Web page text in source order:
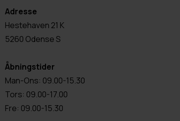
Adresse
Hestehaven 21 K
5260 Odense S
Åbningstider
Man-Ons: 09.00-15.30
Tors: 09.00-17.00
Fre: 09.00-15.30